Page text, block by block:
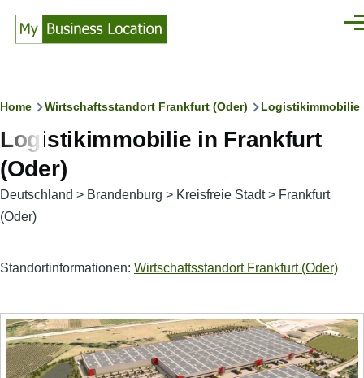
Pfadnavigation
Home Wirtschaftsstandort Frankfurt (Oder) Logistikimmobilie
Logistikimmobilie in Frankfurt
(Oder)
Deutschland > Brandenburg > Kreisfreie Stadt> Frankfurt
(Oder)
Standortinformationen: Wirtschaftsstandort Frankfurt (Oder)